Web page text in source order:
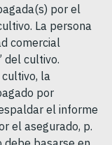
por el
La persona
comercial
del cultivo.
la
por
el informe
el asegurado, p.